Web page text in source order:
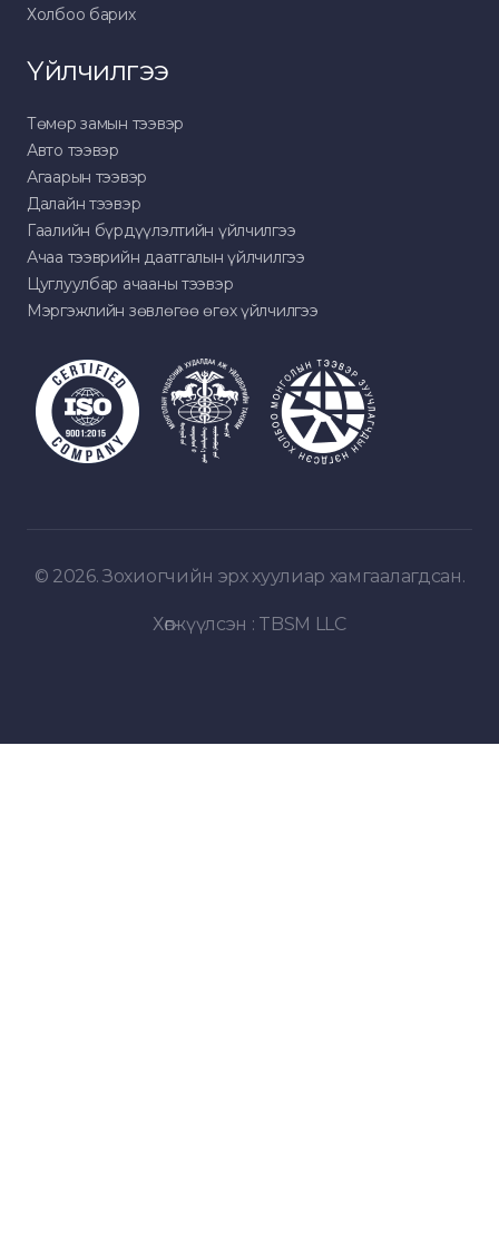
Холбоо барих
Үйлчилгээ
Төмөр замын тээвэр
Авто тээвэр
Агаарын тээвэр
Далайн тээвэр
Гаалийн бүрдүүлэлтийн үйлчилгээ
Ачаа тээврийн даатгалын үйлчилгээ
Цуглуулбар ачааны тээвэр
Мэргэжлийн зөвлөгөө өгөх үйлчилгээ
© 2026. Зохиогчийн эрх хуулиар хамгаалагдсан.
Хөгжүүлсэн : TBSM LLC